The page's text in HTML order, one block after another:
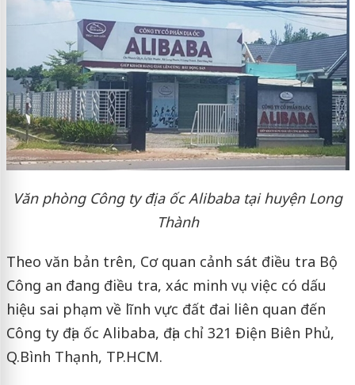
Văn phòng Công ty địa ốc Alibaba tại huyện Long
Thành
Theo văn bản trên, Cơ quan cảnh sát điều tra Bộ
Công an đang điều tra, xác minh vụ việc có dấu
hiệu sai phạm về lĩnh vực đất đai liên quan đến
Công ty địa ốc Alibaba, địa chỉ 321 Điện Biên Phủ,
Q.Bình Thạnh, TP.HCM.